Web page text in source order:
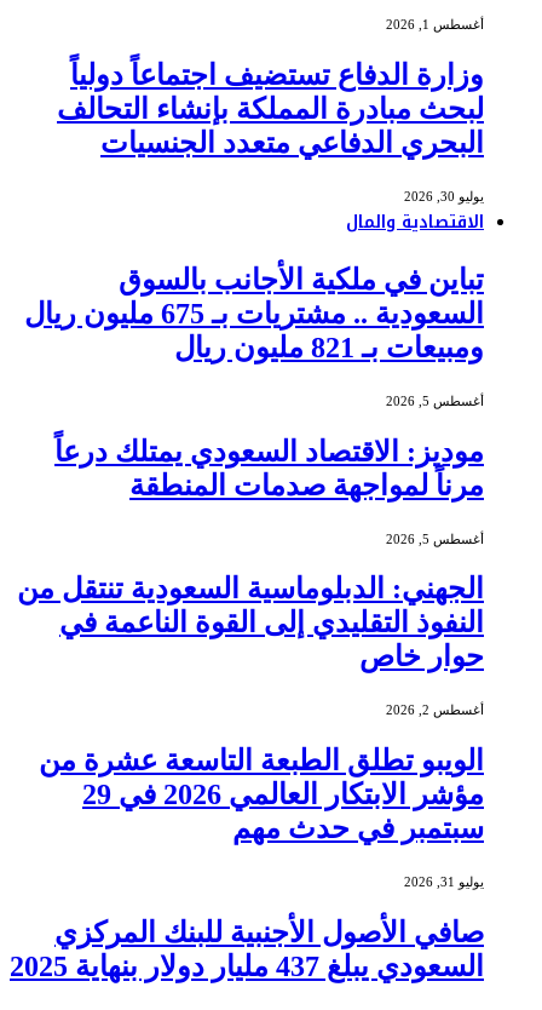
أغسطس 1, 2026
وزارة الدفاع تستضيف اجتماعاً دولياً
لبحث مبادرة المملكة بإنشاء التحالف
البحري الدفاعي متعدد الجنسيات
يوليو 30, 2026
الاقتصادية والمال
تباين في ملكية الأجانب بالسوق
السعودية .. مشتريات بـ 675 مليون ريال
ومبيعات بـ 821 مليون ريال
أغسطس 5, 2026
موديز: الاقتصاد السعودي يمتلك درعاً
مرناً لمواجهة صدمات المنطقة
أغسطس 5, 2026
الجهني: الدبلوماسية السعودية تنتقل من
النفوذ التقليدي إلى القوة الناعمة في
حوار خاص
أغسطس 2, 2026
الويبو تطلق الطبعة التاسعة عشرة من
مؤشر الابتكار العالمي 2026 في 29
سبتمبر في حدث مهم
يوليو 31, 2026
صافي الأصول الأجنبية للبنك المركزي
السعودي يبلغ 437 مليار دولار بنهاية 2025